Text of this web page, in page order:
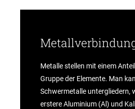
Metalle stellen mit einem
Gruppe der Elemente. Man
Schwermetalle untergliedern,
erstere Aluminium (Al) und